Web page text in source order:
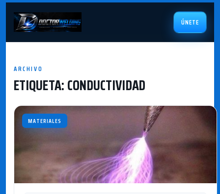
ÚNETE
ARCHIVO
ETIQUETA:CONDUCTIVIDAD
MATERIALES